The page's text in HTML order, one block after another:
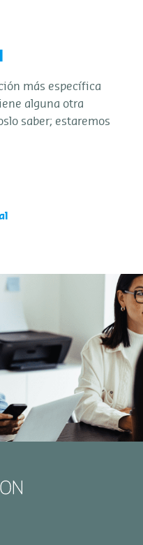
más específica
alguna otra
saber; estaremos